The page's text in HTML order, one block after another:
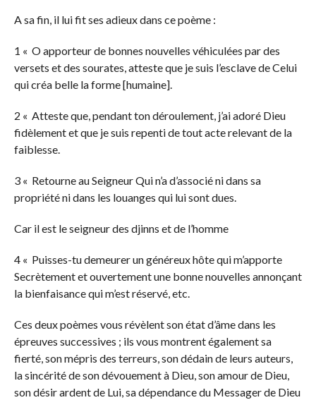
A sa fin, il lui fit ses adieux dans ce poème :
1 « O apporteur de bonnes nouvelles véhiculées par des
versets et des sourates, atteste que je suis l’esclave de Celui
qui créa belle la forme [humaine].
2 « Atteste que, pendant ton déroulement, j’ai adoré Dieu
fidèlement et que je suis repenti de tout acte relevant de la
faiblesse.
3 « Retourne au Seigneur Qui n’a d’associé ni dans sa
propriété ni dans les louanges qui lui sont dues.
Car il est le seigneur des djinns et de l’homme
4 « Puisses-tu demeurer un généreux hôte qui m’apporte
Secrètement et ouvertement une bonne nouvelles annonçant
la bienfaisance qui m’est réservé, etc.
Ces deux poèmes vous révèlent son état d’âme dans les
épreuves successives ; ils vous montrent également sa
fierté, son mépris des terreurs, son dédain de leurs auteurs,
la sincérité de son dévouement à Dieu, son amour de Dieu,
son désir ardent de Lui, sa dépendance du Messager de Dieu